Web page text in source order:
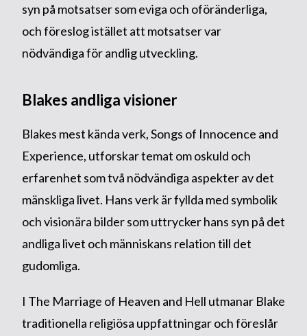
syn på motsatser som eviga och oföränderliga,
och föreslog istället att motsatser var
nödvändiga för andlig utveckling.
Blakes andliga visioner
Blakes mest kända verk, Songs of Innocence and
Experience, utforskar temat om oskuld och
erfarenhet som två nödvändiga aspekter av det
mänskliga livet. Hans verk är fyllda med symbolik
och visionära bilder som uttrycker hans syn på det
andliga livet och människans relation till det
gudomliga.
I The Marriage of Heaven and Hell utmanar Blake
traditionella religiösa uppfattningar och föreslår